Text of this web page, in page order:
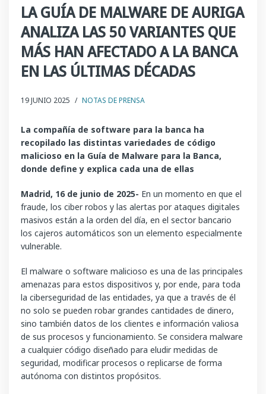
LA GUÍA DE MALWARE DE AURIGA
ANALIZA LAS 50 VARIANTES QUE
MÁS HAN AFECTADO A LA BANCA
EN LAS ÚLTIMAS DÉCADAS
19 JUNIO 2025 / NOTAS DE PRENSA
La compañía de software para la banca ha
recopilado las distintas variedades de código
malicioso en la Guía de Malware para la Banca,
donde define y explica cada una de ellas
Madrid, 16 de junio de 2025- En un momento en que el
fraude, los ciber robos y las alertas por ataques digitales
masivos están a la orden del día, en el sector bancario
los cajeros automáticos son un elemento especialmente
vulnerable.
El malware o software malicioso es una de las principales
amenazas para estos dispositivos y, por ende, para toda
la ciberseguridad de las entidades, ya que a través de él
no solo se pueden robar grandes cantidades de dinero,
sino también datos de los clientes e información valiosa
de sus procesos y funcionamiento. Se considera malware
a cualquier código diseñado para eludir medidas de
seguridad, modificar procesos o replicarse de forma
autónoma con distintos propósitos.